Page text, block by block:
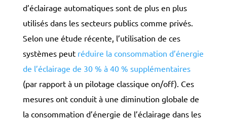
d’éclairage automatiques sont de plus en plus
utilisés dans les secteurs publics comme privés.
Selon une étude récente, l’utilisation de ces
systèmes peut réduire la consommation d’énergie
de l’éclairage de 30 % à 40 % supplémentaires
(par rapport à un pilotage classique on/off). Ces
mesures ont conduit à une diminution globale de
la consommation d’énergie de l’éclairage dans les